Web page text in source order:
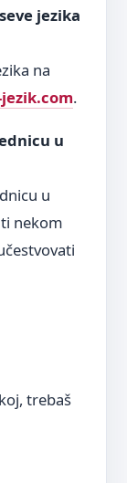
jezika
na
.
u
u
nekom
trebaš